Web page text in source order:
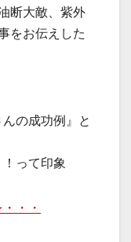
断大敵、紫外
をお伝えした
の成功例』と
って印象
・・